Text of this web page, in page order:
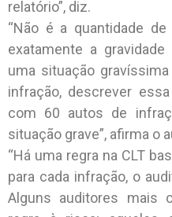
relatório”, diz.
“Não é a quantidade
exatamente a
uma situação
infração, descrever
com 60 autos de
situação grave”, afirma o
“Há uma regra na CLT
para cada infração, o
Alguns auditores mais